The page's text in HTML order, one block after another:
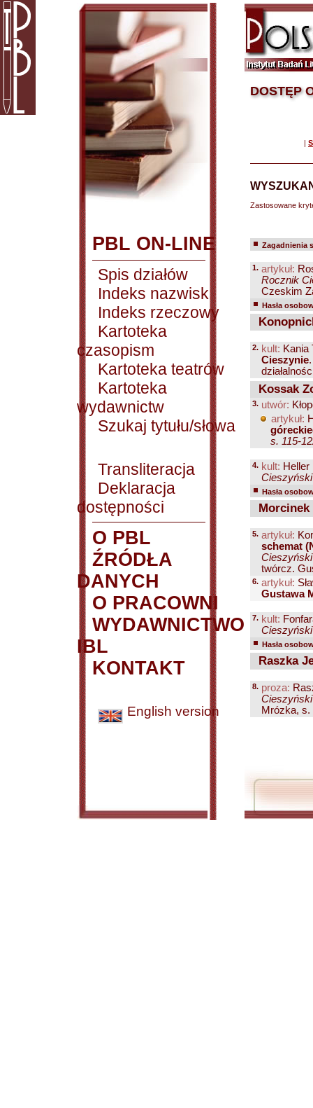
PBL ON-LINE
Spis działów
Indeks nazwisk
Indeks rzeczowy
Kartoteka
czasopism
Kartoteka teatrów
Kartoteka
wydawnictw
Szukaj tytułu/słowa
Transliteracja
Deklaracja
dostępności
O PBL
ŹRÓDŁA
DANYCH
O PRACOWNI
WYDAWNICTWO
IBL
KONTAKT
English version
DOSTĘP
|
Zastosowane
Zagadnienia
1. artykuł:
Rocznik
Czeskim
Hasła
2. kult: Kania
Cieszynie
Kossak
3. utwór:
artykuł:
s. 115-
4. kult: Heller
Hasła
Morcinek
5. artykuł:
schemat
twórcz.
6. artykuł:
Gustawa
7. kult:
Hasła
Raszka
8. proza:
Mrózka, s.